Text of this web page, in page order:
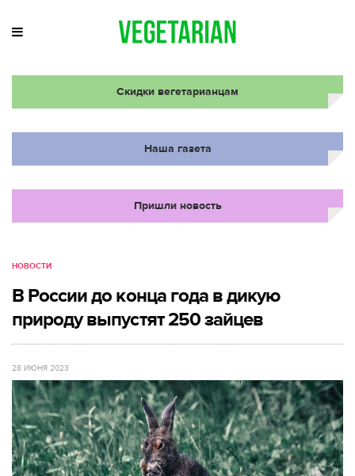
Скидки вегетарианцам
Наша газета
Пришли новость
НОВОСТИ
В России до конца года в дикую
природу выпустят 250 зайцев
28 ИЮНЯ 2023